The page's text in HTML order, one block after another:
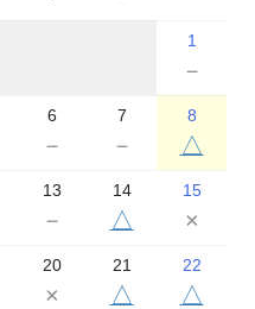
1
－
6
－
7
－
8
△
13
－
14
△
15
×
20
×
21
△
22
△